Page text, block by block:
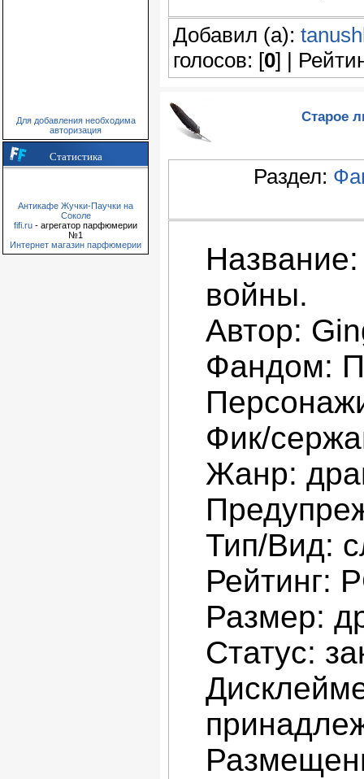
Для добавления необходима
авторизация
Статистика
Антикафе Жучки-Паучки на
Соколе
fifi.ru - агрегатор парфюмерии
№1
Интернет магазин парфюмерии
Добавил (а):
голосов: [0] |
Старое
Раздел:
войны.
Автор:
Фандом:
Фик/
Жанр:
Тип/Вид:
Рейтинг:
Размер:
Статус: